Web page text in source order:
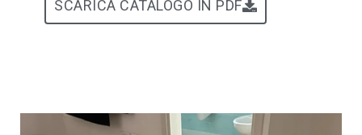
SCARICA CATALOGO IN PDF